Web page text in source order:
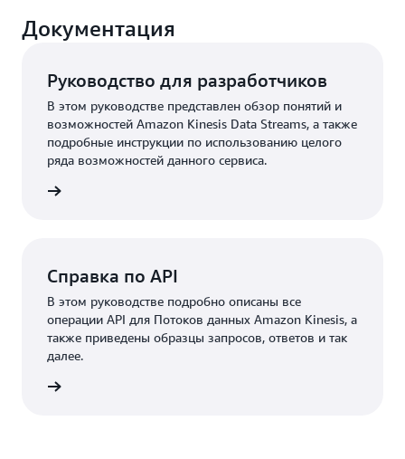
Документация
Руководство для разработчиков
В этом руководстве представлен обзор понятий и
возможностей Amazon Kinesis Data Streams, а также
подробные инструкции по использованию целого
ряда возможностей данного сервиса.
Справка по API
В этом руководстве подробно описаны все
операции API для Потоков данных Amazon Kinesis, а
также приведены образцы запросов, ответов и так
далее.